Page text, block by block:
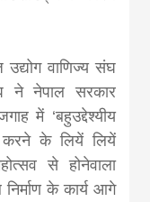
वाणिज्य संघ
ने नेपाल सरकार
में ‘बहुउद्देश्यीय
करने के लियें लियें
से होनेवाला
के कार्य आगे